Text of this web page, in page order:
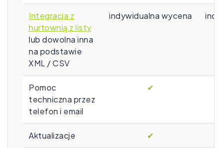
Integracja z
hurtownią z listy
lub dowolna inna
na podstawie
XML / CSV
indywidualna wycena
Pomoc
techniczna przez
telefon i email
✔
Aktualizacje ✔